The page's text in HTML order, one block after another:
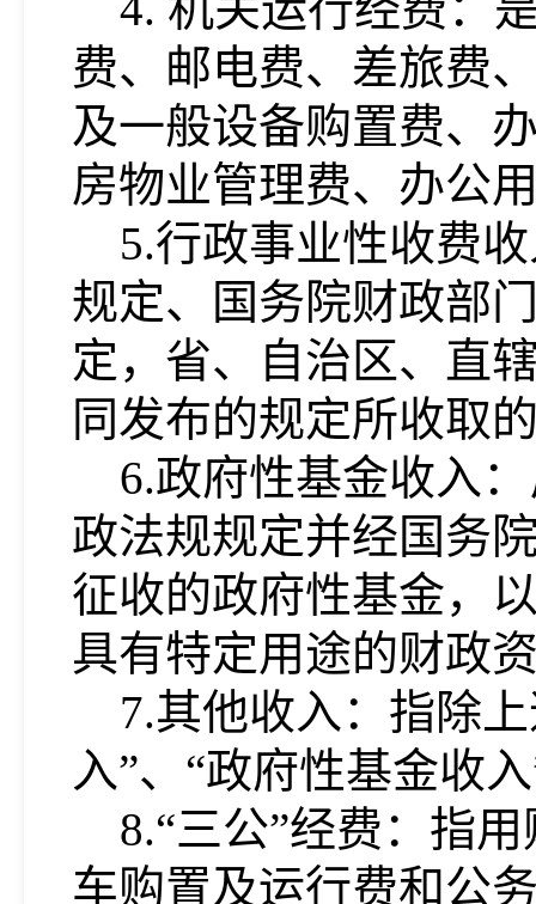
费、邮电费、差旅费
及一般设备购置费、
房物业管理费、办公
5.行政事业性收费
规定、国务院财政部
定，省、自治区、直
同发布的规定所收取
6.政府性基金收入
政法规规定并经国务
征收的政府性基金，
具有特定用途的财政
7.其他收入：指除
入”、“政府性基金收
8.“三公”经费：指
车购置及运行费和公